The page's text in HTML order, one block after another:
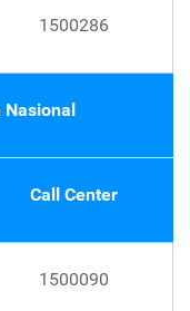
1500286
Nasional
Call Center
1500090